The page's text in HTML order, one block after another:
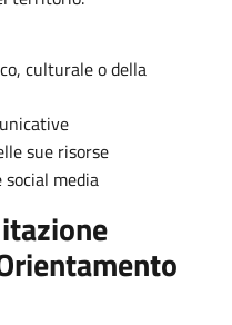
culturale o della
sue risorse
media